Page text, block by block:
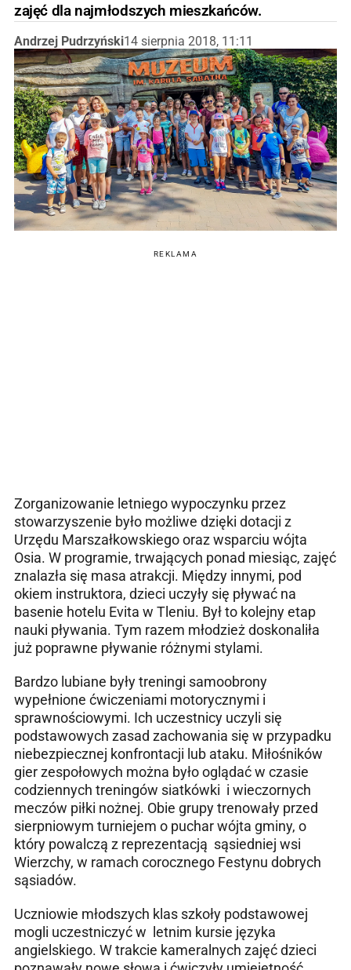
zajęć dla najmłodszych mieszkańców.
Andrzej Pudrzyński14 sierpnia 2018, 11:11
REKLAMA
Zorganizowanie letniego wypoczynku przez
stowarzyszenie było możliwe dzięki dotacji z
Urzędu Marszałkowskiego oraz wsparciu wójta
Osia. W programie, trwających ponad miesiąc, zajęć
znalazła się masa atrakcji. Między innymi, pod
okiem instruktora, dzieci uczyły się pływać na
basenie hotelu Evita w Tleniu. Był to kolejny etap
nauki pływania. Tym razem młodzież doskonaliła
już poprawne pływanie różnymi stylami.
Bardzo lubiane były treningi samoobrony
wypełnione ćwiczeniami motorycznymi i
sprawnościowymi. Ich uczestnicy uczyli się
podstawowych zasad zachowania się w przypadku
niebezpiecznej konfrontacji lub ataku. Miłośników
gier zespołowych można było oglądać w czasie
codziennych treningów siatkówki i wieczornych
meczów piłki nożnej. Obie grupy trenowały przed
sierpniowym turniejem o puchar wójta gminy, o
który powalczą z reprezentacją sąsiedniej wsi
Wierzchy, w ramach corocznego Festynu dobrych
sąsiadów.
Uczniowie młodszych klas szkoły podstawowej
mogli uczestniczyć w letnim kursie języka
angielskiego. W trakcie kameralnych zajęć dzieci